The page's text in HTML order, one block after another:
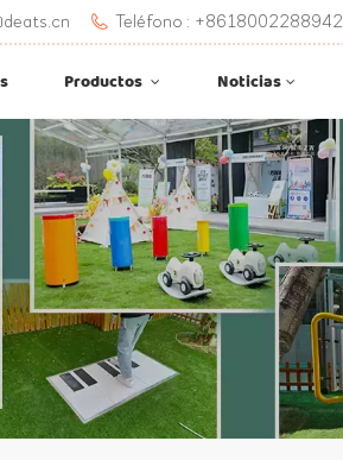
Teléfono : +8618002288942
Productos Noticias